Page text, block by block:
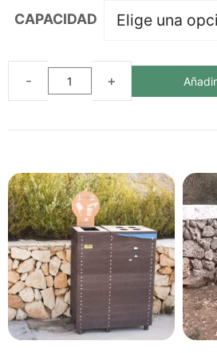
CAPACIDAD
PAPELERA
MALLORCA
PLÁSTICO
RECICLADO
cantidad